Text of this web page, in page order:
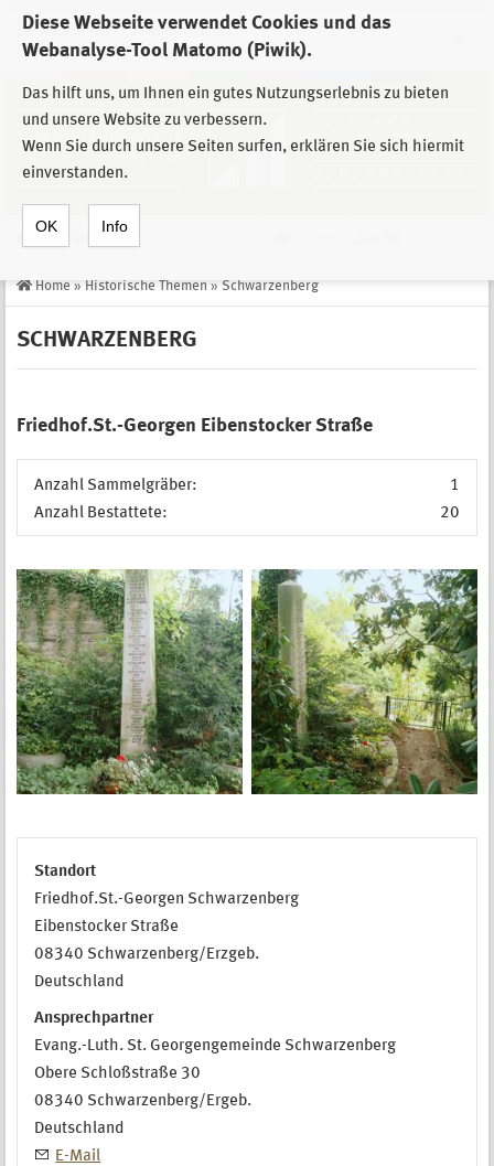
Diese Webseite verwendet Cookies und das
Webanalyse-Tool Matomo (Piwik).
Das hilft uns, um Ihnen ein gutes Nutzungserlebnis zu bieten
und unsere Website zu verbessern.
Wenn Sie durch unsere Seiten surfen, erklären Sie sich hiermit
einverstanden.
OK Info
Zur Auswahl der Einrichtungen der
Stiftung Sächsische Gedenkstätten
Home » Historische Themen » Schwarzenberg
SCHWARZENBERG
Friedhof.St.-Georgen Eibenstocker Straße
Anzahl Sammelgräber:
1
Anzahl Bestattete:
20
Standort
Friedhof.St.-Georgen Schwarzenberg
Eibenstocker Straße
08340 Schwarzenberg/Erzgeb.
Deutschland
Ansprechpartner
Evang.-Luth. St. Georgengemeinde Schwarzenberg
Obere Schloßstraße 30
08340 Schwarzenberg/Ergeb.
Deutschland
E-Mail